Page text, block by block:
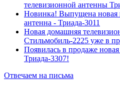
телевизионной антенны
Новинка! Выпущена новая
антенна - Триада-3011
Новая домашняя
Стильмобиль-2225 уже в
Появилась в продаже
Триада-3307!
Отвечаем на письма